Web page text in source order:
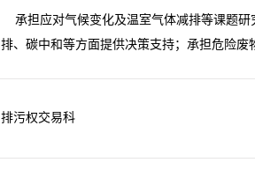
承担应对气候变化及温室气体减排等课题研
排、碳中和等方面提供决策支持；承担危险
排污权交易科